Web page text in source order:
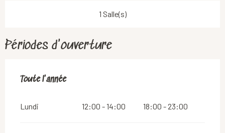
1 Salle(s)
Périodes d'ouverture
Toute l'année
Toute l'année
Lundi 12:00 - 14:00 18:00 - 23:00